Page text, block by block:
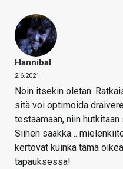
Hannibal
2.6.2021
Noin itsekin oletan.
sitä voi optimoida
testaamaan, niin hutkitaan
Siihen saakka…
kertovat kuinka tämä
tapauksessa!